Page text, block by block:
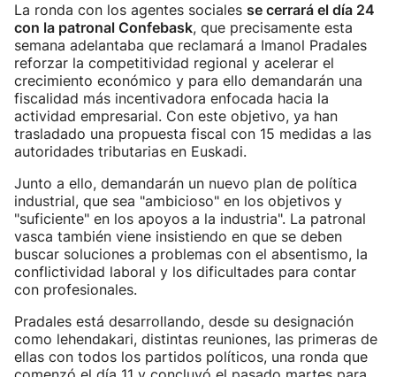
La ronda con los agentes sociales se cerrará el día 24
con la patronal Confebask, que precisamente esta
semana adelantaba que reclamará a Imanol Pradales
reforzar la competitividad regional y acelerar el
crecimiento económico y para ello demandarán una
fiscalidad más incentivadora enfocada hacia la
actividad empresarial. Con este objetivo, ya han
trasladado una propuesta fiscal con 15 medidas a las
autoridades tributarias en Euskadi.
Junto a ello, demandarán un nuevo plan de política
industrial, que sea "ambicioso" en los objetivos y
"suficiente" en los apoyos a la industria". La patronal
vasca también viene insistiendo en que se deben
buscar soluciones a problemas con el absentismo, la
conflictividad laboral y los dificultades para contar
con profesionales.
Pradales está desarrollando, desde su designación
como lehendakari, distintas reuniones, las primeras de
ellas con todos los partidos políticos, una ronda que